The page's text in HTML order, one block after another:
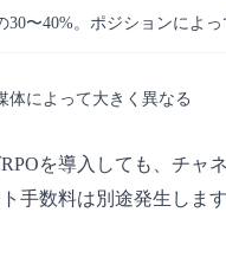
30〜40%。ポジションによ
体によって大きく異なる
を導入しても、チ
手数料は別途発生します